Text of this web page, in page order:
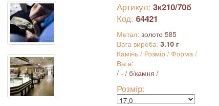
Артикул: 3к210/70б
Код: 64421
Метал: золото 585
Вага вироба: 3.10 г
Камінь / Розмір / Форма /
Вага:
/ - / б/камня /
Розмір: